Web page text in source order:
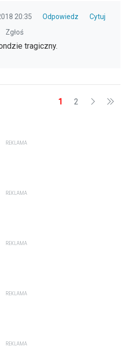
20:35 Odpowiedz
Cytuj
Zgłoś
tragiczny.
1 2
REKLAMA
REKLAMA
REKLAMA
REKLAMA
REKLAMA